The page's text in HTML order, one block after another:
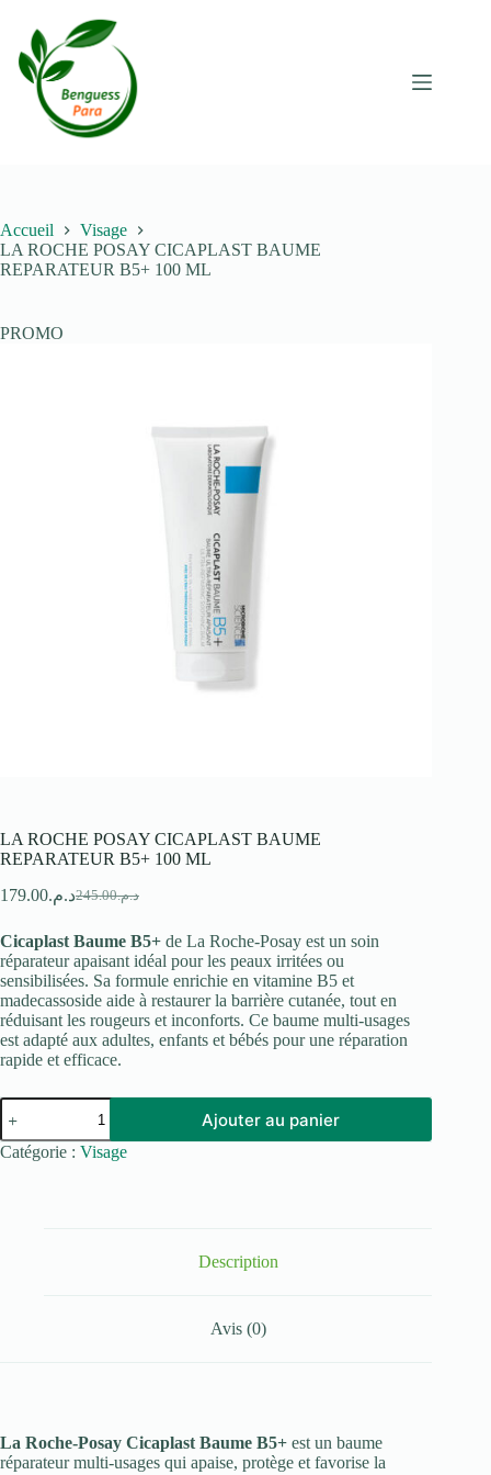
contenu
Accueil
Visage
LA ROCHE POSAY CICAPLAST BAUME
REPARATEUR B5+ 100 ML
PROMO
LA ROCHE POSAY CICAPLAST BAUME
REPARATEUR B5+ 100 ML
د.م.245.00
Le
initial
était :
د.م.245.00.
د.م.179.00
Le
actuel
est :
د.م.179.00.
Cicaplast Baume B5+ de La Roche-Posay est un soin
réparateur apaisant idéal pour les peaux irritées ou
sensibilisées. Sa formule enrichie en vitamine B5 et
madecassoside aide à restaurer la barrière cutanée, tout en
réduisant les rougeurs et inconforts. Ce baume multi-usages
est adapté aux adultes, enfants et bébés pour une réparation
rapide et efficace.
quantité
de
LA
ROCHE
Ajouter au panier
Catégorie : Visage
Description
Avis (0)
La Roche-Posay Cicaplast Baume B5+ est un baume
réparateur multi-usages qui apaise, protège et favorise la